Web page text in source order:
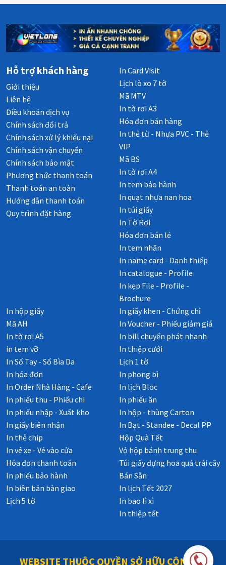
Hỗ trợ khách hàng
Giới thiệu
Liên hệ
Điều khoản dịch vụ
Chính sách đổi trả
Chính sách xử lý khiếu nại
Chính sách vận chuyển
Chính sách bảo mật
Phương thức thanh toán
Thanh toán an toàn
Hướng dẫn thanh toán
Quy trình đặt hàng
In Card Visit
Lịch lò xo 7 tờ
Mã MTV
In tờ rơi A3
Hóa đơn bán hàng
In thẻ từ - Nhựa PVC - Thẻ
VIP
Mã BS
In tờ rơi A4
In tem bảo hành
In quạt nhựa nan hoa
In túi giấy
In Tờ Rơi
Hóa đơn bán lẻ
In tem nhãn
In name card - Danh thiếp
In catalogue - Profile
In kẹp File - Profile -
Brochure
In hộp giấy
Mã AH
In tờ rơi A5
in tem vỡ
In Sổ Tay - Sổ Bìa Da
In hóa đơn
In Order Nhà Hàng - Cafe
In phiếu thu - Phiếu chi
In phiếu nhập - Xuất kho
In giấy biên nhận
In thẻ chip
In vé xe - Vé vào cửa
Hóa đơn thanh toán
In phiếu bảo hành
In biên bản bàn giao
Lịch 5 tờ
In giấy khen - Chứng chỉ
In Voucher - Phiếu giảm giá
In bill chuyển phát nhanh
In thiệp cưới
Lịch 1 tờ
In phong bì
In lịch Bloc
In phiếu ăn
In hộp - thùng Carton
In Bạt - Standee - Decal PP
Hộp Quà Tết
Vỏ hộp bánh trung thu
Túi giấy đựng hoa quả trái cây
Bán Sẵn
In lịch Tết 2027
In bao lì xì
In thiệp tết
WEBSITE THUỘC QUYỀN SỞ HỮU CÔNG TY